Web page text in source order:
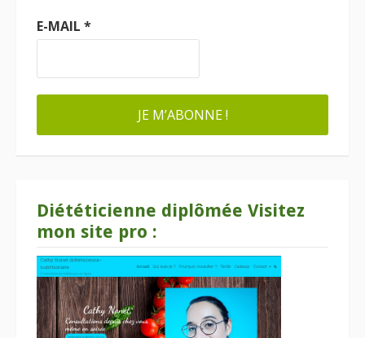
E-MAIL *
Diététicienne diplômée Visitez
mon site pro :